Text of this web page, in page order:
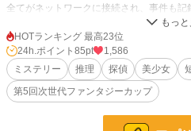
全てがネットワークに接続され、事件も
その中で、“観察者”として名を馳せる少女
彼女の名はシャルロット・ホームズ。
義体化された身体と高度なAIによって、
外見は椅子型の端末であり、常にシャルロ
HOTランキング 最高23位
24h.ポイント 85pt
1,586
ミステリー
推理 探偵 美少女
第5回次世代ファンタジーカップ